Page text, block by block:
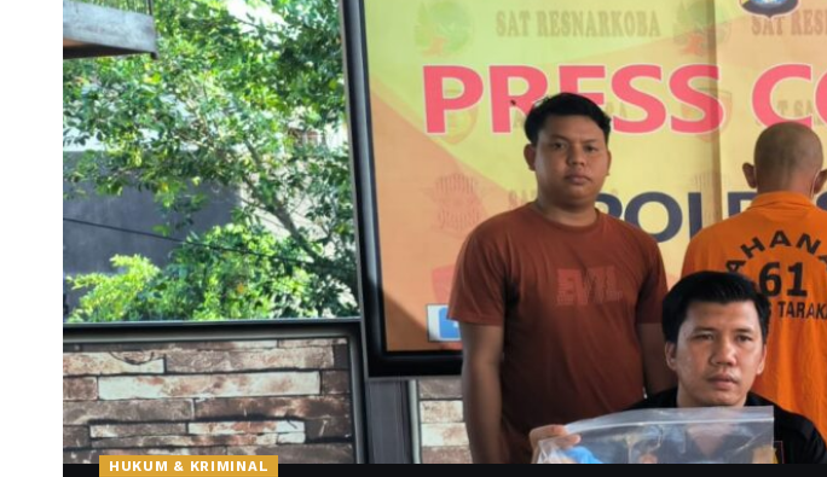
HUKUM & KRIMINAL